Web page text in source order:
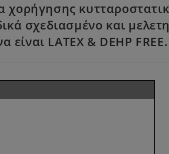
χορήγησης
σχεδιασμένο και
LATEX & DEHP